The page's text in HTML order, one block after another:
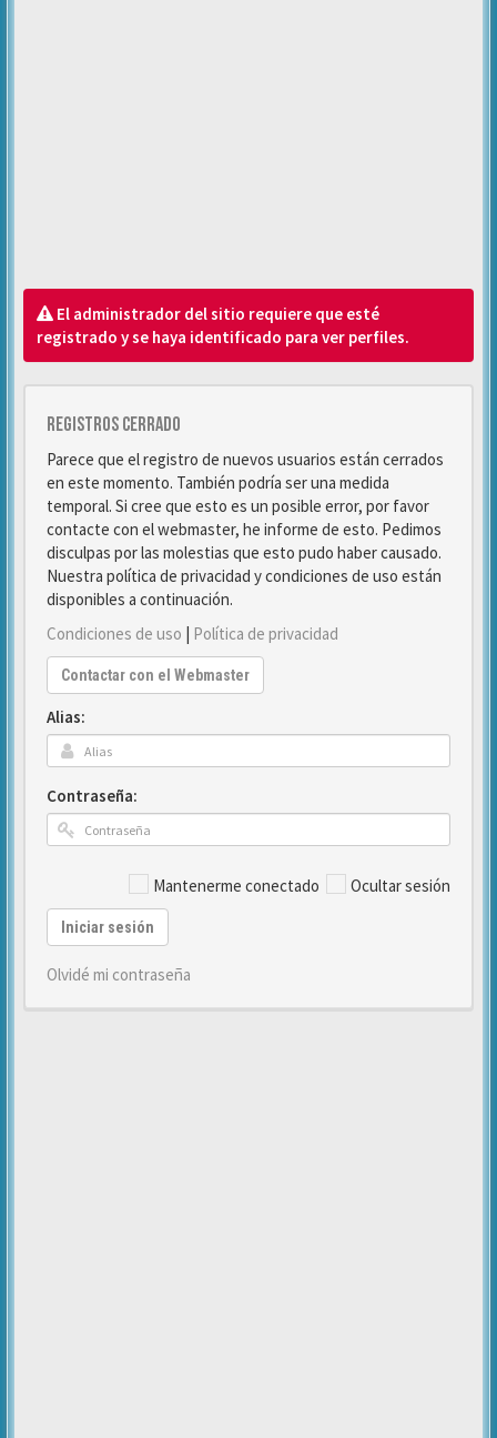
El administrador del sitio requiere que esté
registrado y se haya identificado para ver perfiles.
Registros cerrado
Parece que el registro de nuevos usuarios están cerrados
en este momento. También podría ser una medida
temporal. Si cree que esto es un posible error, por favor
contacte con el webmaster, he informe de esto. Pedimos
disculpas por las molestias que esto pudo haber causado.
Nuestra política de privacidad y condiciones de uso están
disponibles a continuación.
Condiciones de uso | Política de privacidad
Contactar con el Webmaster
Alias:
Contraseña:
Mantenerme conectado Ocultar sesión
Iniciar sesión
Olvidé mi contraseña